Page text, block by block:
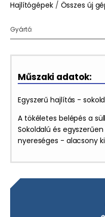
Hajlítógépek/ Összes új
Gyártó:
Műszaki adatok:
Egyszerű hajlítás -
A tökéletes belépés a
Sokoldalú és
nyereséges - alacsony